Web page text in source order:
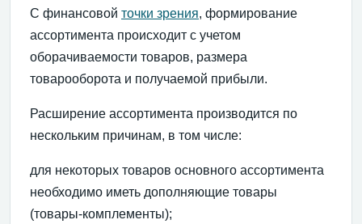
С финансовой точки зрения, формирование
ассортимента происходит с учетом
оборачиваемости товаров, размера
товарооборота и получаемой прибыли.
Расширение ассортимента производится по
нескольким причинам, в том числе:
для некоторых товаров основного ассортимента
необходимо иметь дополняющие товары
(товары-комплементы);